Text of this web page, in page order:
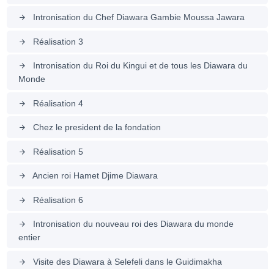
arrow_forward Intronisation du Chef Diawara Gambie Moussa Jawara
arrow_forward Réalisation 3
arrow_forward
Intronisation du Roi du Kingui et de tous les Diawara du
Monde
arrow_forward Réalisation 4
arrow_forward Chez le president de la fondation
arrow_forward Réalisation 5
arrow_forward Ancien roi Hamet Djime Diawara
arrow_forward Réalisation 6
arrow_forward
Intronisation du nouveau roi des Diawara du monde
entier
arrow_forward Visite des Diawara à Selefeli dans le Guidimakha